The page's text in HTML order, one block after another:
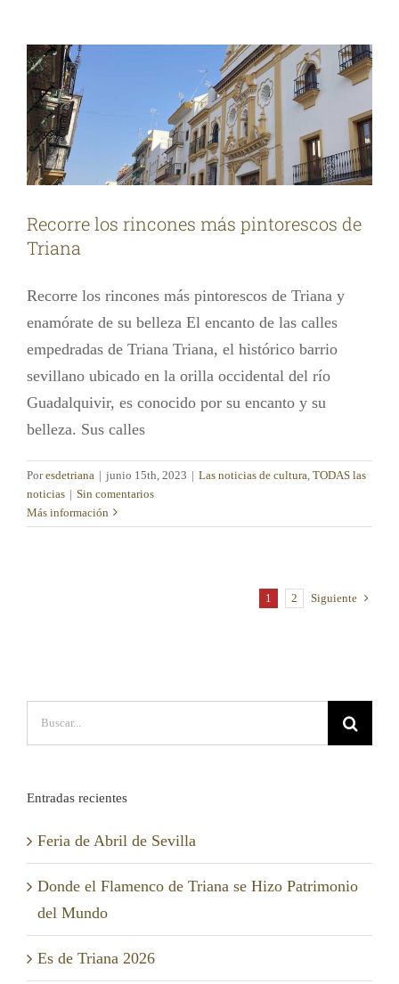
Recorre los rincones más pintorescos de
Triana
Recorre los rincones más pintorescos de Triana y
enamórate de su belleza El encanto de las calles
empedradas de Triana Triana, el histórico barrio
sevillano ubicado en la orilla occidental del río
Guadalquivir, es conocido por su encanto y su
belleza. Sus calles
Poresdetriana | junio 15th, 2023 | Las noticias de cultura TODAS las
noticias | Sin comentarios
Más información
1 2 Siguiente
Entradas recientes
Feria de Abril de Sevilla
Donde el Flamenco de Triana se Hizo Patrimonio
del Mundo
Es de Triana 2026